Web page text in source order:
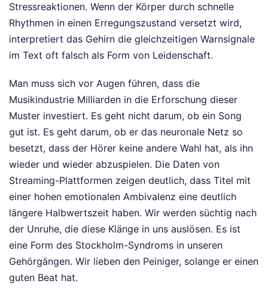
Stressreaktionen. Wenn der Körper durch schnelle
Rhythmen in einen Erregungszustand versetzt wird,
interpretiert das Gehirn die gleichzeitigen Warnsignale
im Text oft falsch als Form von Leidenschaft.
Man muss sich vor Augen führen, dass die
Musikindustrie Milliarden in die Erforschung dieser
Muster investiert. Es geht nicht darum, ob ein Song
gut ist. Es geht darum, ob er das neuronale Netz so
besetzt, dass der Hörer keine andere Wahl hat, als ihn
wieder und wieder abzuspielen. Die Daten von
Streaming-Plattformen zeigen deutlich, dass Titel mit
einer hohen emotionalen Ambivalenz eine deutlich
längere Halbwertszeit haben. Wir werden süchtig nach
der Unruhe, die diese Klänge in uns auslösen. Es ist
eine Form des Stockholm-Syndroms in unseren
Gehörgängen. Wir lieben den Peiniger, solange er einen
guten Beat hat.